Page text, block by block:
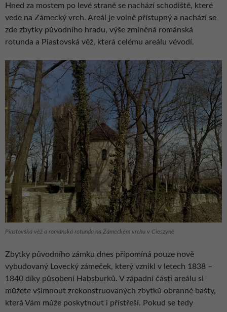
Hned za mostem po levé straně se nachází schodiště, které
vede na Zámecký vrch. Areál je volně přístupný a nachází se
zde zbytky původního hradu, výše zmíněná románská
rotunda a Piastovská věž, která celému areálu vévodí.
Piastovská věž a románská rotunda na Zámeckém vrchu v Cieszyně
Zbytky původního zámku dnes připomíná pouze nově
vybudovaný Lovecký zámeček, který vznikl v letech 1838 –
1840 díky působení Habsburků. V západní části areálu si
můžete všimnout zrekonstruovaných zbytků obranné bašty,
která Vám může poskytnout i přístřeší. Pokud se tedy